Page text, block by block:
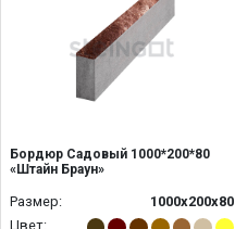
Бордюр Садовый 1000*200*80
«Штайн Браун»
Размер:
1000х200х80
Цвет: